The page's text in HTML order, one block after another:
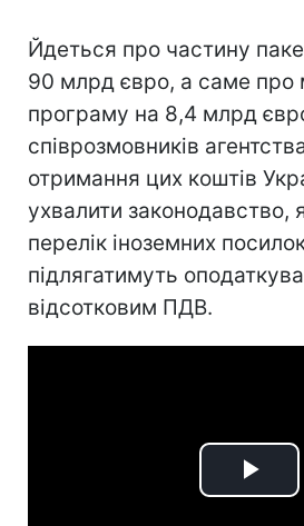
Йдеться про частину
90 млрд євро, а саме про
програму на 8,4 млрд
співрозмовників
отримання цих коштів
ухвалити законодавство,
перелік іноземних
підлягатимуть
відсотковим ПДВ.
Play